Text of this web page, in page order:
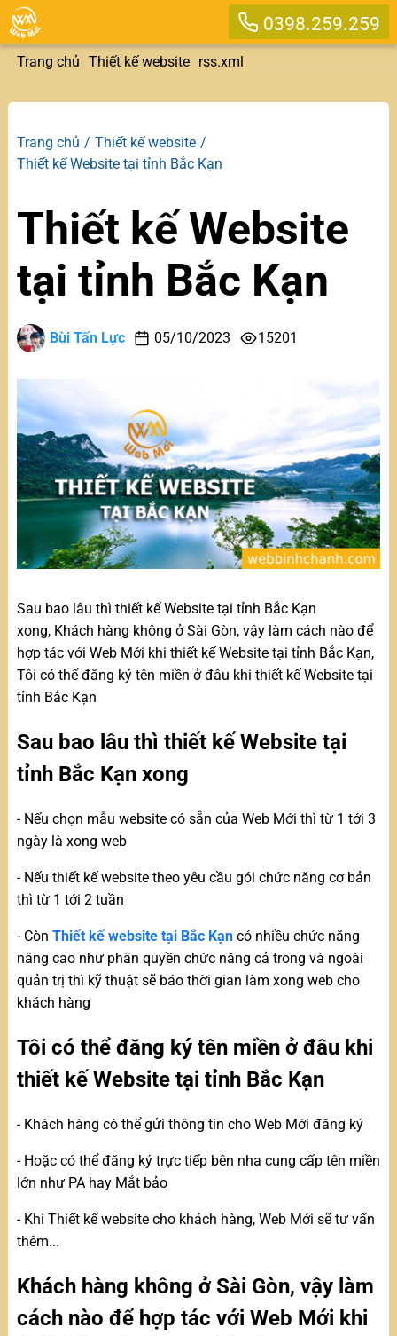
0398.259.259
Trang chủ Thiết kế website rss.xml
Trang chủ
Thiết kế website
Thiết kế Website tại tỉnh Bắc Kạn
Thiết kế Website
tại tỉnh Bắc Kạn
Bùi Tấn Lực 05/10/2023 15201
Sau bao lâu thì thiết kế Website tại tỉnh Bắc Kạn
xong, Khách hàng không ở Sài Gòn, vậy làm cách nào để
hợp tác với Web Mới khi thiết kế Website tại tỉnh Bắc Kạn,
Tôi có thể đăng ký tên miền ở đâu khi thiết kế Website tại
tỉnh Bắc Kạn
Sau bao lâu thì thiết kế Website tại
tỉnh Bắc Kạn xong
- Nếu chọn mẫu website có sẵn của Web Mới thì từ 1 tới 3
ngày là xong web
- Nếu thiết kế website theo yêu cầu gói chức năng cơ bản
thì từ 1 tới 2 tuần
- Còn Thiết kế website tại Bắc Kạncó nhiều chức năng
nâng cao như phân quyền chức năng cả trong và ngoài
quản trị thì kỹ thuật sẽ báo thời gian làm xong web cho
khách hàng
Tôi có thể đăng ký tên miền ở đâu khi
thiết kế Website tại tỉnh Bắc Kạn
- Khách hàng có thể gửi thông tin cho Web Mới đăng ký
- Hoặc có thể đăng ký trực tiếp bên nha cung cấp tên miền
lớn như PA hay Mắt bảo
- Khi Thiết kế website cho khách hàng, Web Mới sẽ tư vấn
thêm...
Khách hàng không ở Sài Gòn, vậy làm
cách nào để hợp tác với Web Mới khi